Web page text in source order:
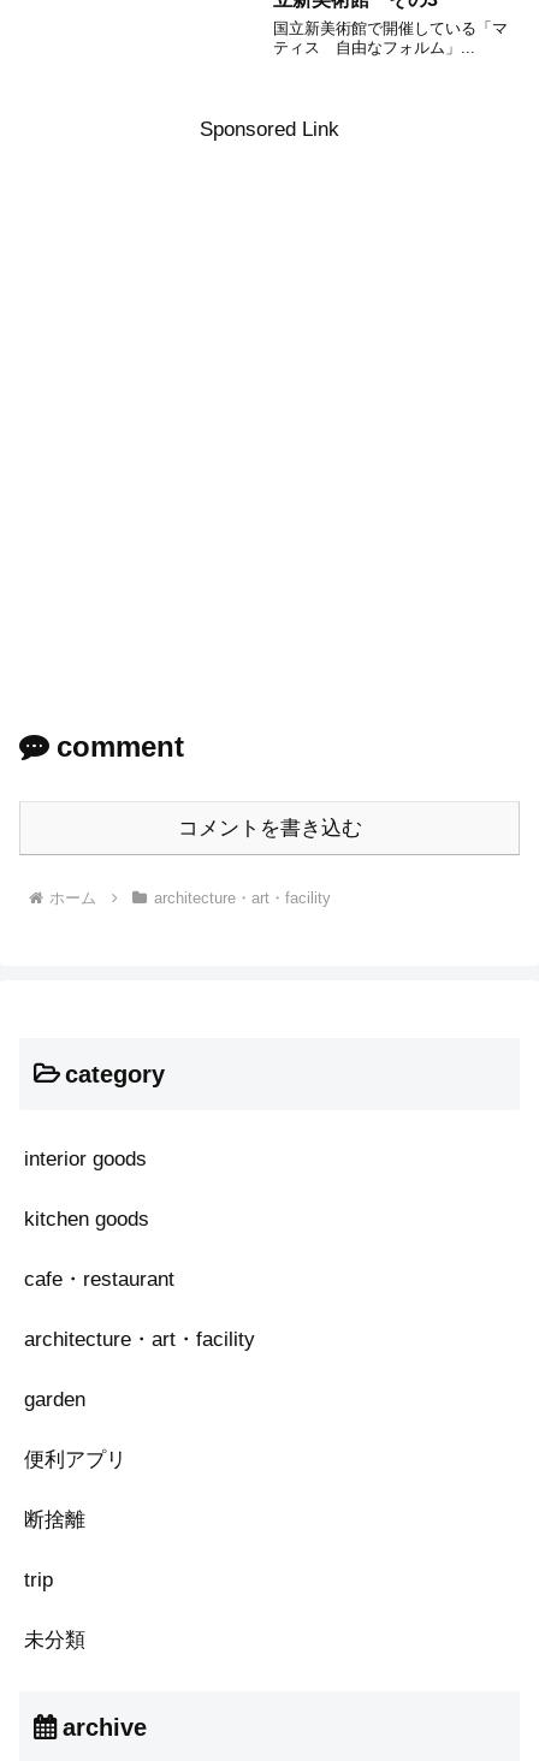
国立新美術館で開催している「マ
ティス 自由なフォルム」...
Sponsored Link
comment
コメントを書き込む
ホーム architecture・art・facility
category
interior goods
kitchen goods
cafe・restaurant
architecture・art・facility
garden
便利アプリ
断捨離
trip
未分類
archive